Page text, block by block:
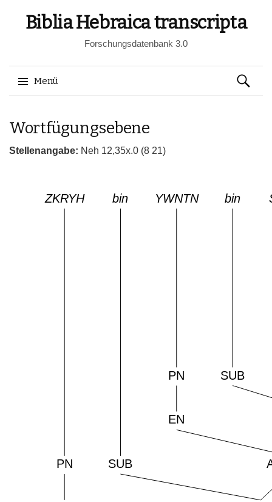
Biblia Hebraica transcripta
Forschungsdatenbank 3.0
Menü
zum
Suchen
nach:
Wortfügungsebene
Stellenangabe: Neh 12,35x.0 (8 21)